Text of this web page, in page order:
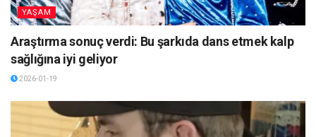
YAŞAM
Araştırma sonuç verdi: Bu şarkıda dans etmek kalp
sağlığına iyi geliyor
2026-01-19